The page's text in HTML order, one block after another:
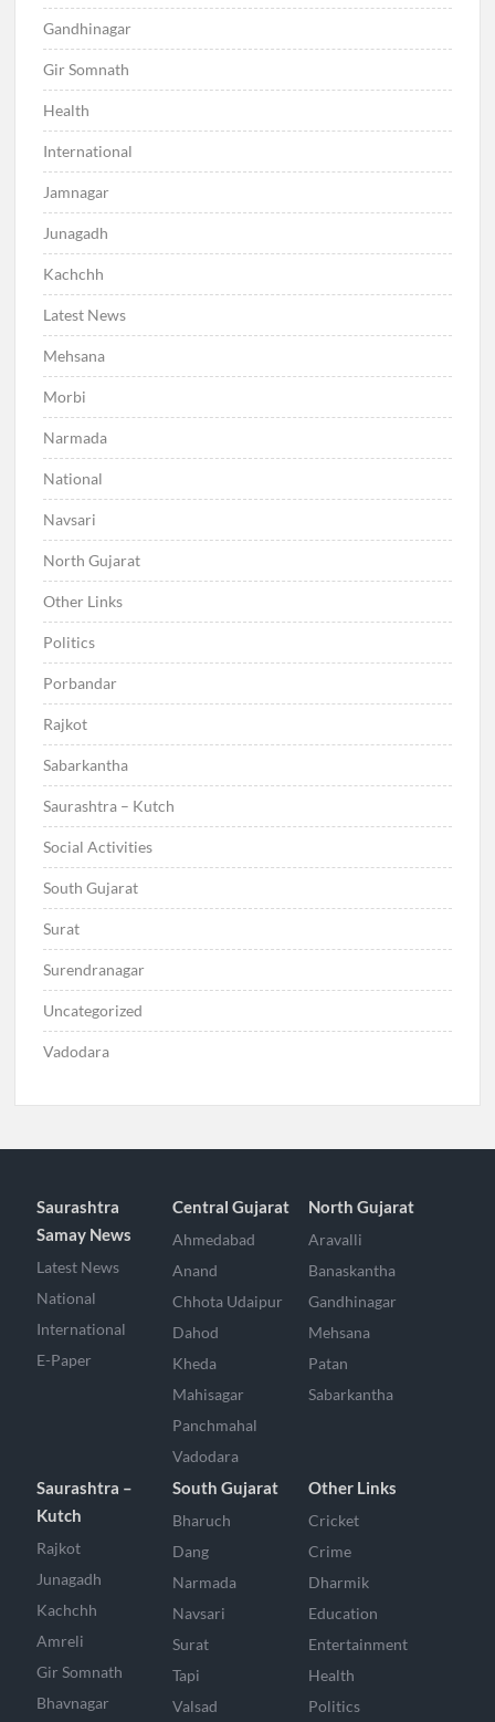
Gandhinagar
Gir Somnath
Health
International
Jamnagar
Junagadh
Kachchh
Latest News
Mehsana
Morbi
Narmada
National
Navsari
North Gujarat
Other Links
Politics
Porbandar
Rajkot
Sabarkantha
Saurashtra – Kutch
Social Activities
South Gujarat
Surat
Surendranagar
Uncategorized
Vadodara
Saurashtra
Samay News
Latest News
National
International
E-Paper
Central Gujarat
Ahmedabad
Anand
Chhota Udaipur
Dahod
Kheda
Mahisagar
Panchmahal
Vadodara
North Gujarat
Aravalli
Banaskantha
Gandhinagar
Mehsana
Patan
Sabarkantha
Saurashtra –
Kutch
Rajkot
Junagadh
Kachchh
Amreli
Gir Somnath
Bhavnagar
South Gujarat
Bharuch
Dang
Narmada
Navsari
Surat
Tapi
Valsad
Other Links
Cricket
Crime
Dharmik
Education
Entertainment
Health
Politics